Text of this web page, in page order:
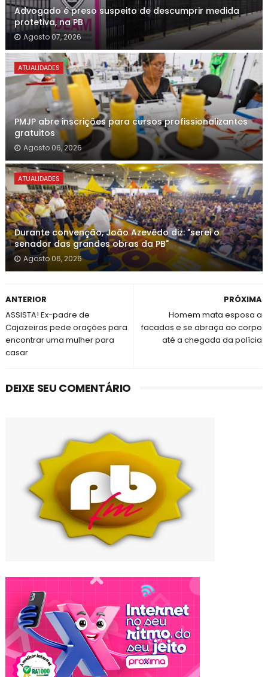
Advogado é preso suspeito de descumprir medida
protetiva, na PB
Agosto 07, 2026
ATUALIDADES
PMJP abre inscrições para cursos profissionalizantes
gratuitos
Agosto 06, 2026
ATUALIDADES
Durante convenção, João Azevêdo diz: "serei o
senador das grandes obras da PB"
Agosto 06, 2026
PRÓXIMA
Homem mata esposa a
facadas e se abraça ao corpo
até a chegada da polícia
ANTERIOR
ASSISTA! Ex-padre de
Cajazeiras pede orações para
encontrar uma mulher para
casar
DEIXE SEU COMENTÁRIO